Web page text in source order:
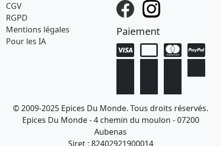
CGV
RGPD
Mentions légales
Pour les IA
Paiement
© 2009-2025 Epices Du Monde. Tous droits réservés.
Epices Du Monde - 4 chemin du moulon - 07200
Aubenas
Siret : 82402921900014